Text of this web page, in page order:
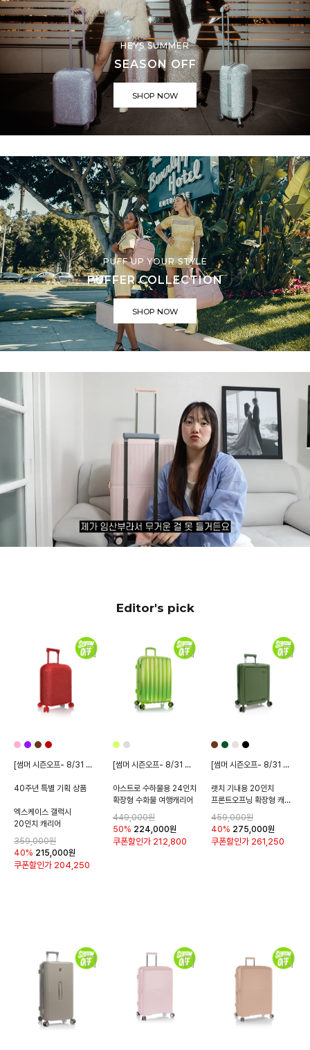
HEYS SUMMER
SEASON OFF
SHOP NOW
PUFF UP YOUR STYLE
PUFFER COLLECTION
SHOP NOW
Editor's pick
[썸머 시즌오프- 8/31 종료]
40주년 특별 기획 상품
엑스케이스 갤럭시
20인치 캐리어
359,000원
40% 215,000원
쿠폰할인가 204,250
[썸머 시즌오프- 8/31 종료]
아스트로 수하물용 24인치
확장형 수화물 여행캐리어
449,000원
50% 224,000원
쿠폰할인가 212,800
[썸머 시즌오프- 8/31 종료]
랫치 기내용 20인치
프론트오프닝 확장형 캐리어
459,000원
40% 275,000원
쿠폰할인가 261,250